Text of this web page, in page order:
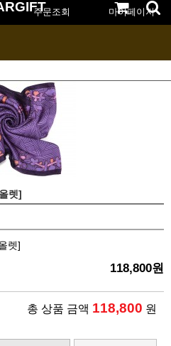
주문조회 마이페이지
렛]
렛]
118,800원
총 상품 금액 118,800 원